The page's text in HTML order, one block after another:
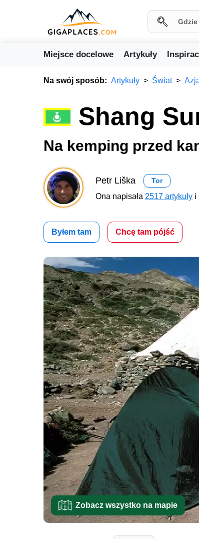
Miejsce docelowe Artykuły
Na swój sposób: Artykuły Świat
Shang
Na kemping przed
Petr Liška Tor
Ona napisała 2517 artykuły i
Byłem tam Chcę tam pójść
Zobacz wszystko na mapie